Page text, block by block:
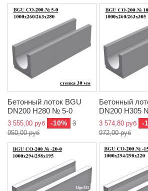
Бетонный лоток BGU
DN200 H280 № 5-0
3 555,00 руб -10%
3
950,00 руб
Бетонный
DN200 H305
3 574,80 руб -
972,00 руб